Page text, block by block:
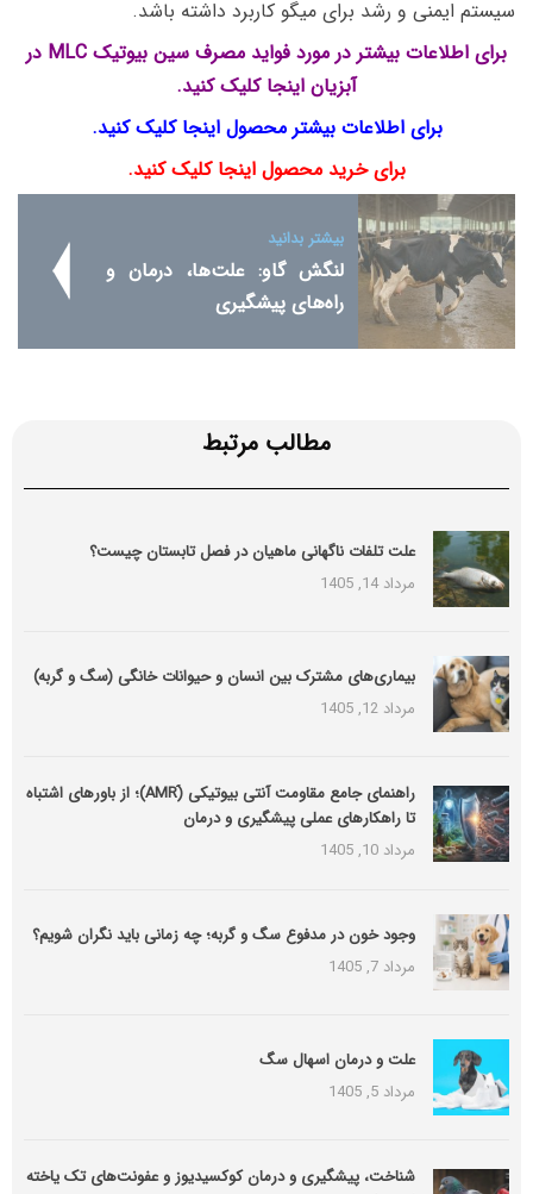
سیستم ایمنی و رشد برای میگو کاربرد داشته باشد.
برای اطلاعات بیشتر در مورد فواید مصرف سین بیوتیک MLC در
آبزیان اینجا کلیک کنید.
برای اطلاعات بیشتر محصول اینجا کلیک کنید.
برای خرید محصول اینجا کلیک کنید.
بیشتر بدانید
لنگش گاو: علت‌ها، درمان و
راه‌های پیشگیری
مطالب مرتبط
علت تلفات ناگهانی ماهیان در فصل تابستان چیست؟
مرداد 14, 1405
بیماری‌های مشترک بین انسان و حیوانات خانگی (سگ و گربه)
مرداد 12, 1405
راهنمای جامع مقاومت آنتی بیوتیکی (َAMR)؛ از باورهای اشتباه
تا راهکارهای عملی پیشگیری و درمان
مرداد 10, 1405
وجود خون در مدفوع سگ و گربه؛ چه زمانی باید نگران شویم؟
مرداد 7, 1405
علت و درمان اسهال سگ
مرداد 5, 1405
شناخت، پیشگیری و درمان کوکسیدیوز و عفونت‌های تک یاخته